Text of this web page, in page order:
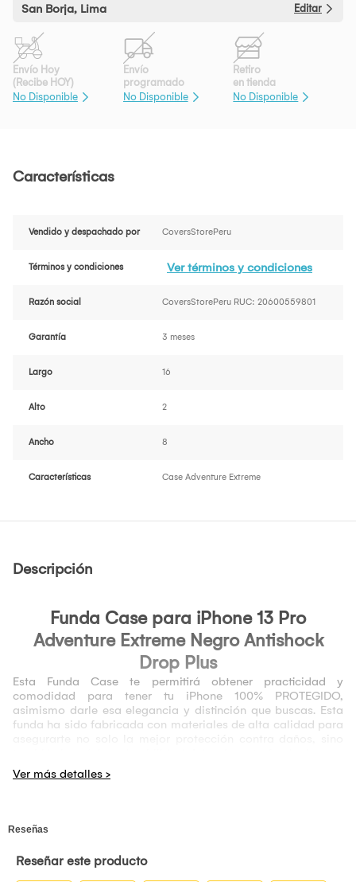
San Borja, Lima Editar
Envío Hoy
(Recibe HOY)
No Disponible
Envío
programado
No Disponible
Retiro
en tienda
No Disponible
Características
Vendido y despachado por CoversStorePeru
Términos y condiciones Ver términos y condiciones
Razón social CoversStorePeru RUC: 20600559801
Garantía 3 meses
Largo 16
Alto 2
Ancho 8
Características Case Adventure Extreme
Descripción
Funda Case para iPhone 13 Pro
Adventure Extreme Negro Antishock
Drop Plus
Esta Funda Case te permitirá obtener practicidad y
comodidad para tener tu iPhone 100% PROTEGIDO,
asimismo darle esa elegancia y distinción que buscas. Esta
funda ha sido fabricada con materiales de alta calidad para
diseño compacto y ligero, lo que facilita su transporte
mientras se realizan actividades como senderismo, ciclismo,
ARAÑAZOS gracias a que está fabricada con materiales de
materiales exteriores de TPU suave para una protección con
cobertura completa de 360 grados. El borde elevado